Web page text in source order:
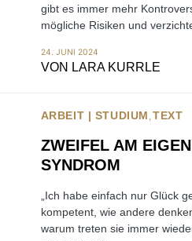
gibt es immer mehr
mögliche Risiken und
24. JUNI 2024
VON LARA KURRLE
ARBEIT | STUDIUM TEXT
ZWEIFEL AM
SYNDROM
„Ich habe einfach nur Glück
kompetent, wie andere
warum treten sie immer